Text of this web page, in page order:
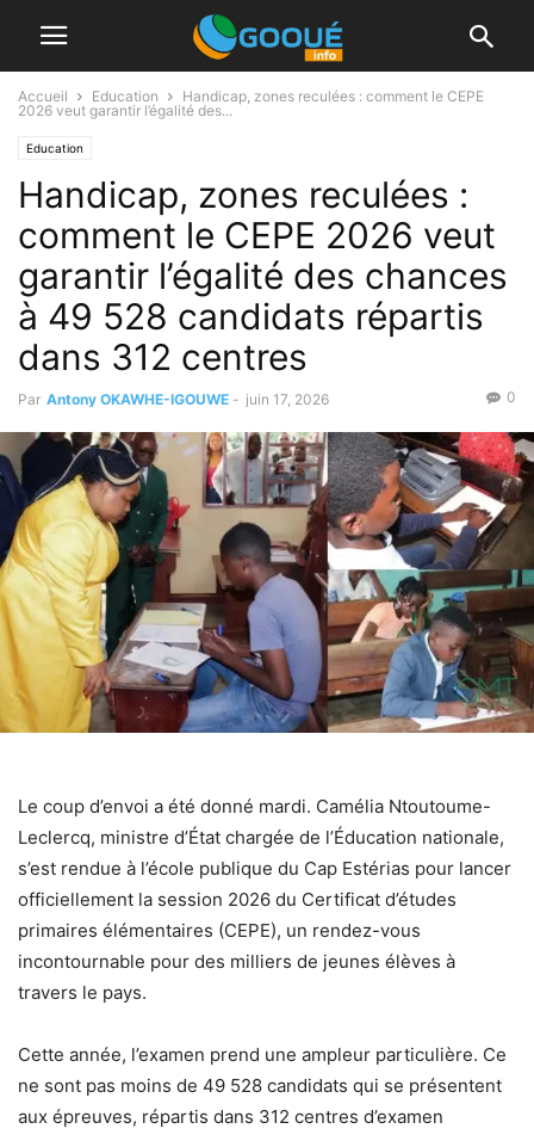
Accueil Education
Handicap, zones reculées : comment le CEPE
2026 veut garantir l’égalité des...
Education
Handicap, zones reculées :
comment le CEPE 2026 veut
garantir l’égalité des chances
à 49 528 candidats répartis
dans 312 centres
Par Antony OKAWHE-IGOUWE - juin 17, 2026 0
Le coup d’envoi a été donné mardi. Camélia Ntoutoume-
Leclercq, ministre d’État chargée de l’Éducation nationale,
s’est rendue à l’école publique du Cap Estérias pour lancer
officiellement la session 2026 du Certificat d’études
primaires élémentaires (CEPE), un rendez-vous
incontournable pour des milliers de jeunes élèves à
travers le pays.
Cette année, l’examen prend une ampleur particulière. Ce
ne sont pas moins de 49 528 candidats qui se présentent
aux épreuves, répartis dans 312 centres d’examen